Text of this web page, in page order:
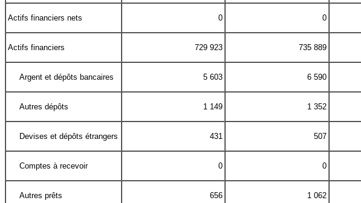
Actifs financiers nets 0 0
Actifs financiers 729 923 735 889
Argent et dépôts bancaires 5 603 6 590
Autres dépôts 1 149 1 352
Devises et dépôts étrangers 431 507
Comptes à recevoir 0 0
Autres prêts 656 1 062